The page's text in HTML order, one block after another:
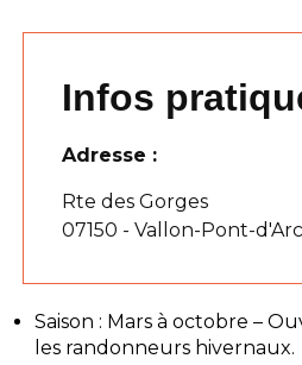
Infos
Adresse :
Rte des Gorges
07150 - Vallon-Pont-d'Arc
Saison : Mars à octobre –
les randonneurs hivernaux.